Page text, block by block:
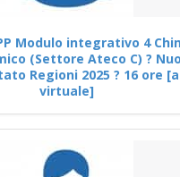
Modulo integrativo 4
(Settore Ateco C) ?
Regioni 2025 ? 16 ore
virtuale]